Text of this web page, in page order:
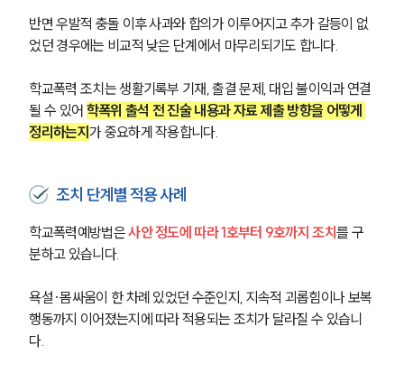
반면 우발적 충돌 이후 사과와 합의가 이루어지고 추가 갈등이 없
었던 경우에는 비교적 낮은 단계에서 마무리되기도 합니다.
학교폭력 조치는 생활기록부 기재, 출결 문제, 대입 불이익과 연결
될 수 있어 학폭위 출석 전 진술 내용과 자료 제출 방향을 어떻게
정리하는지가 중요하게 작용합니다.
조치 단계별 적용 사례
학교폭력예방법은 사안 정도에 따라 1호부터 9호까지 조치를 구
분하고 있습니다.
욕설·몸싸움이 한 차례 있었던 수준인지, 지속적 괴롭힘이나 보복
행동까지 이어졌는지에 따라 적용되는 조치가 달라질 수 있습니
다.